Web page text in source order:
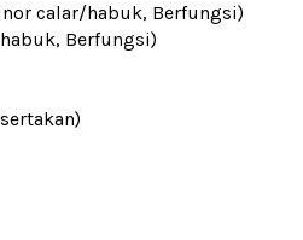
calar/habuk, Berfungsi)
Berfungsi)